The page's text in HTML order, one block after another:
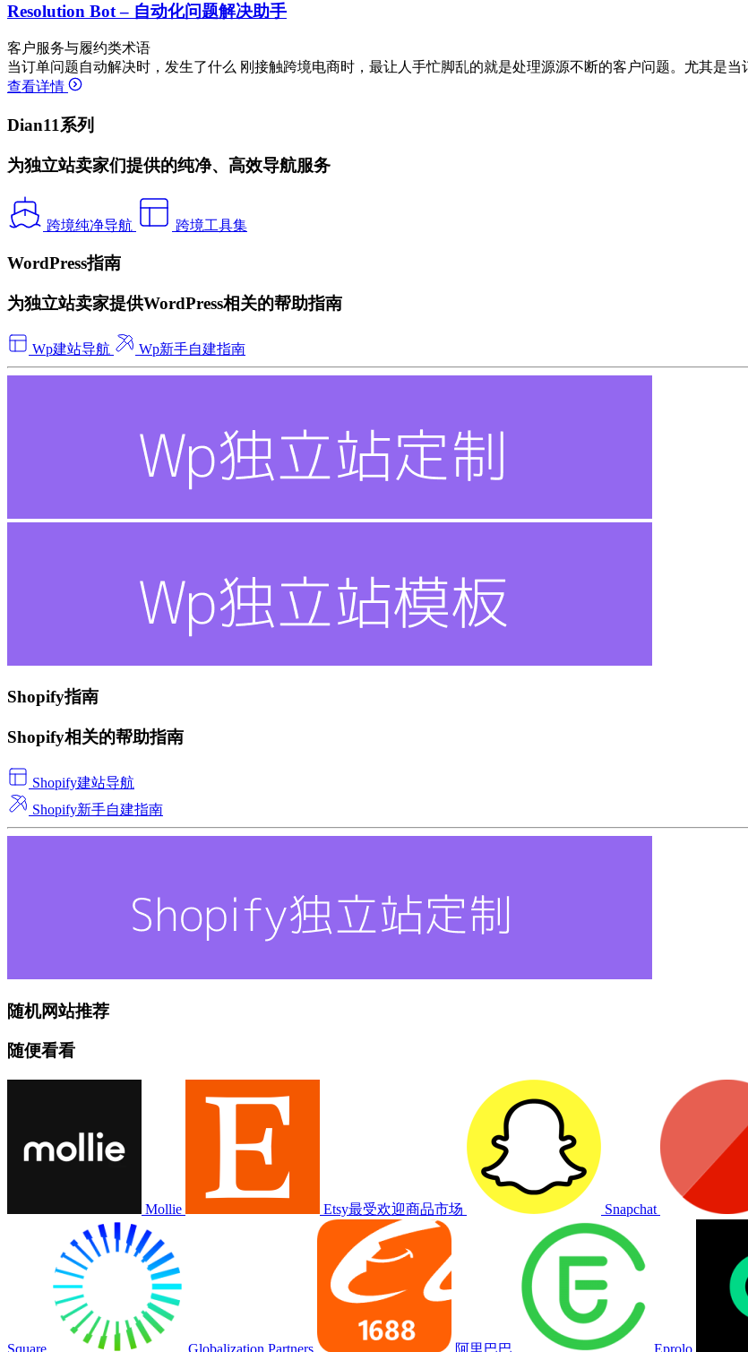
Resolution Bot – 自动化问题解决助手
客户服务与履约类术语
当订单问题自动解决时，发生了什么 刚接触跨境电商时，最让人手忙脚乱的就是处理源源不断的客户问题。尤其是
查看详情
Dian11系列
为独立站卖家们提供的纯净、高效导航服务
跨境纯净导航 跨境工具集
WordPress指南
为独立站卖家提供WordPress相关的帮助指南
Wp建站导航 Wp新手自建指南
Shopify指南
Shopify相关的帮助指南
Shopify建站导航
Shopify新手自建指南
随机网站推荐
随便看看
Mollie Etsy最受欢迎商品市场 Snapchat
Square Globalization Partners 阿里巴巴 Eprolo